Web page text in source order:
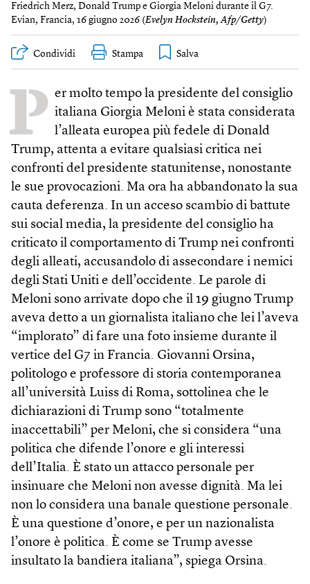
Friedrich Merz, Donald Trump e Giorgia Meloni durante il G7.
Evian, Francia, 16 giugno 2026 (Evelyn Hockstein, Afp/Getty)
Condividi Stampa
P er molto tempo la presidente del consiglio
italiana Giorgia Meloni è stata considerata
l’alleata europea più fedele di Donald
Trump, attenta a evitare qualsiasi critica nei
confronti del presidente statunitense, nonostante
le sue provocazioni. Ma ora ha abbandonato la sua
cauta deferenza. In un acceso scambio di battute
sui social media, la presidente del consiglio ha
criticato il comportamento di Trump nei confronti
degli alleati, accusandolo di assecondare i nemici
degli Stati Uniti e dell’occidente. Le parole di
Meloni sono arrivate dopo che il 19 giugno Trump
aveva detto a un giornalista italiano che lei l’aveva
“implorato” di fare una foto insieme durante il
vertice del G7 in Francia. Giovanni Orsina,
politologo e professore di storia contemporanea
all’università Luiss di Roma, sottolinea che le
dichiarazioni di Trump sono “totalmente
inaccettabili” per Meloni, che si considera “una
politica che difende l’onore e gli interessi
dell’Italia. È stato un attacco personale per
insinuare che Meloni non avesse dignità. Ma lei
non lo considera una banale questione personale.
È una questione d’onore, e per un nazionalista
l’onore è politica. È come se Trump avesse
insultato la bandiera italiana”, spiega Orsina.